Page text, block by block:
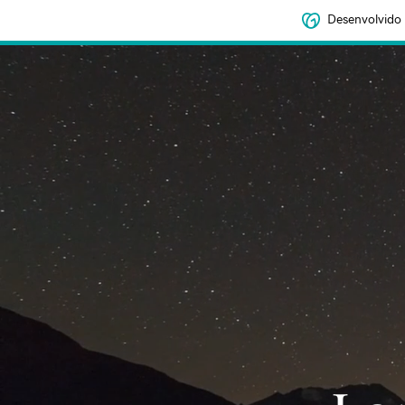
Desenvolvido